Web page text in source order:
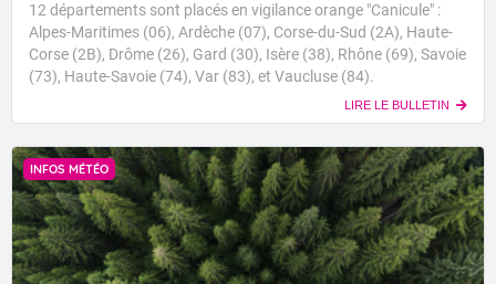
12 départements sont placés en vigilance orange "Canicule" :
Alpes-Maritimes (06), Ardèche (07), Corse-du-Sud (2A), Haute-
Corse (2B), Drôme (26), Gard (30), Isère (38), Rhône (69), Savoie
(73), Haute-Savoie (74), Var (83), et Vaucluse (84).
LIRE LE BULLETIN
INFOS MÉTÉO